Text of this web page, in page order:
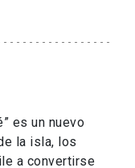
es un nuevo
la isla, los
a convertirse